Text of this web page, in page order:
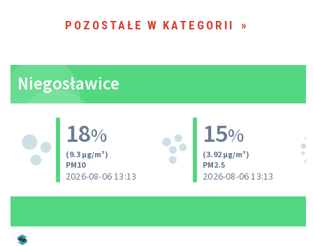
POZOSTAŁE W KATEGORII